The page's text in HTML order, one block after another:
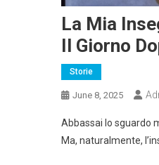
La Mia
Il Giorno
Storie
June 8, 2025
Abbassai lo sguardo
Ma, naturalmente,